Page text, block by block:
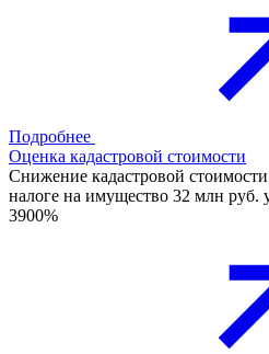
Подробнее
Оценка кадастровой стоимости
Снижение кадастровой
налоге на имущество 32 млн
3900%